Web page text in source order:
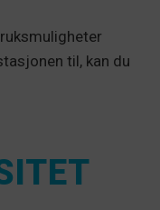
til, kan du